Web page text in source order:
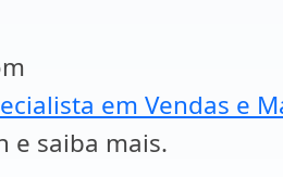
em Vendas e
e saiba mais.